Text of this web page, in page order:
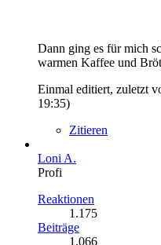
Dann ging es für mich
warmen Kaffee und
Einmal editiert, zuletzt
19:35)
Zitieren
Loni A.
Profi
Reaktionen
1.175
Beiträge
1.066